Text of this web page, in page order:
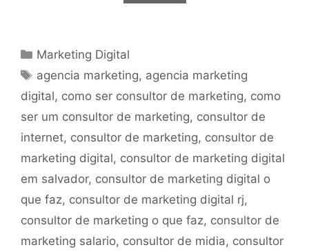
Categorias
Marketing Digital
Tags
agencia marketing, agencia marketing
digital, como ser consultor de marketing, como
ser um consultor de marketing, consultor de
internet, consultor de marketing, consultor de
marketing digital, consultor de marketing digital
em salvador, consultor de marketing digital o
que faz, consultor de marketing digital rj,
consultor de marketing o que faz, consultor de
marketing salario, consultor de midia, consultor